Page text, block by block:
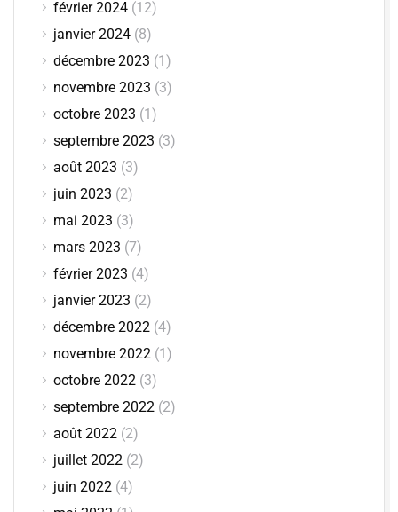
février 2024 (12)
janvier 2024 (8)
décembre 2023 (1)
novembre 2023 (3)
octobre 2023 (1)
septembre 2023 (3)
août 2023 (3)
juin 2023 (2)
mai 2023 (3)
mars 2023 (7)
février 2023 (4)
janvier 2023 (2)
décembre 2022 (4)
novembre 2022 (1)
octobre 2022 (3)
septembre 2022 (2)
août 2022 (2)
juillet 2022 (2)
juin 2022 (4)